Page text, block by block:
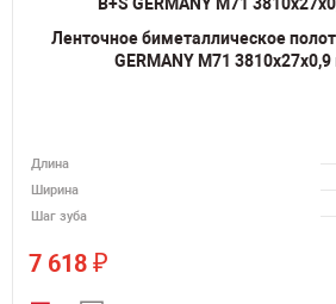
Ленточное биметаллическое
GERMANY M71
Длина
Ширина
Шаг зуба
7 618 ₽